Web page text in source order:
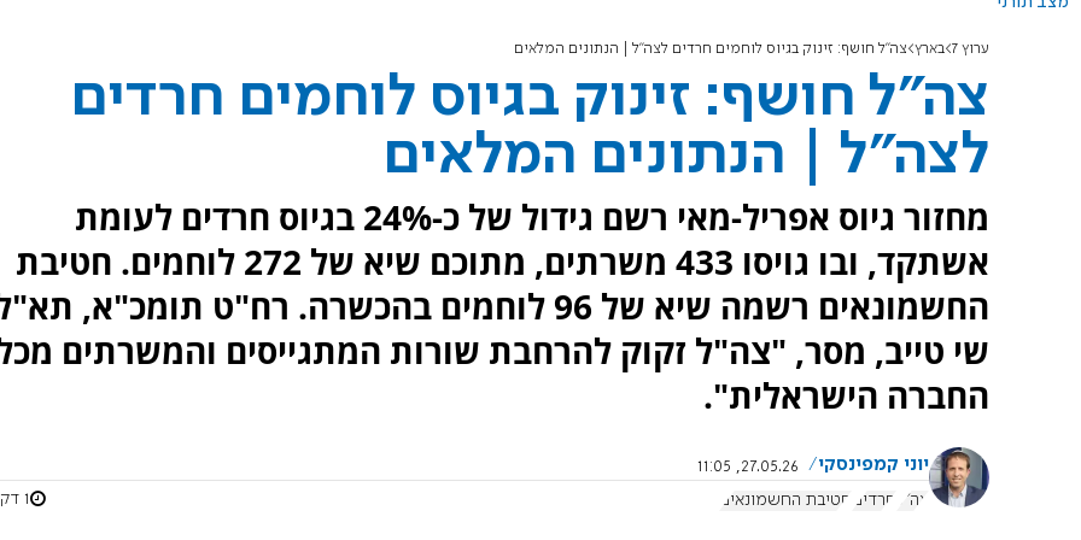
ערוץ 7 בארץ צה"ל חושף: זינוק בגיוס לוחמים חרדים לצה"ל | הנתונים המלאים
צה"ל חושף: זינוק בגיוס לוחמים חרדים
לצה"ל | הנתונים המלאים
מחזור גיוס אפריל-מאי רשם גידול של כ-24% בגיוס חרדים לעומת
אשתקד, ובו גויסו 433 משרתים, מתוכם שיא של 272 לוחמים. חטיבת
החשמונאים רשמה שיא של 96 לוחמים בהכשרה. רח"ט תומכ"א,
שי טייב, מסר, "צה"ל זקוק להרחבת שורות המתגייסים והמשרתים
החברה הישראלית".
יוני קמפינסקי
27.05.26, 11:05
צה"ל
חרדים חטיבת החשמונאים 1 דקות